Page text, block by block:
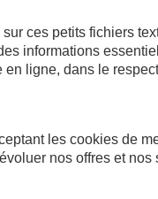
ces petits fichiers
informations
ligne, dans le
les cookies de
nos offres et nos